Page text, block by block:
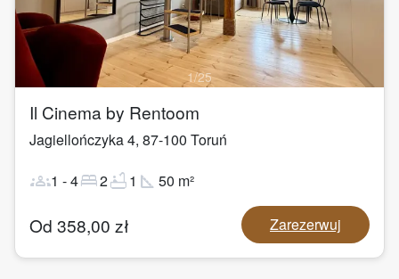
1/25
Il Cinema by Rentoom
Jagiellończyka 4, 87-100 Toruń
groups1 -4bed2bathtub1 square_foot 50 m²
Od 358,00 zł Zarezerwuj